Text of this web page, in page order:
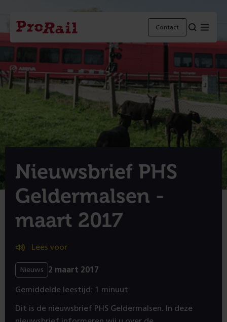
Navigatie
Homepage
ProRail
Contact
Nieuwsbrief PHS
Geldermalsen -
maart 2017
Lees voor
Nieuws 2 maart 2017
Gemiddelde leestijd: 1 minuut
Dit is de nieuwsbrief PHS Geldermalsen. In deze